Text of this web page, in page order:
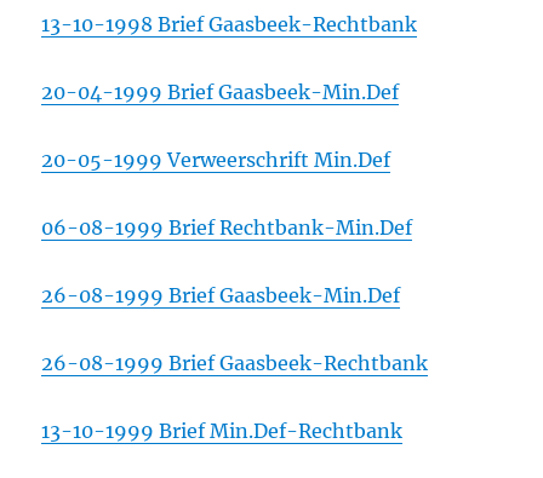
13-10-1998 Brief Gaasbeek-Rechtbank
20-04-1999 Brief Gaasbeek-Min.Def
20-05-1999 Verweerschrift Min.Def
06-08-1999 Brief Rechtbank-Min.Def
26-08-1999 Brief Gaasbeek-Min.Def
26-08-1999 Brief Gaasbeek-Rechtbank
13-10-1999 Brief Min.Def-Rechtbank